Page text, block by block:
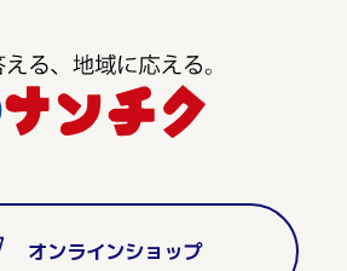
オンラインショップ